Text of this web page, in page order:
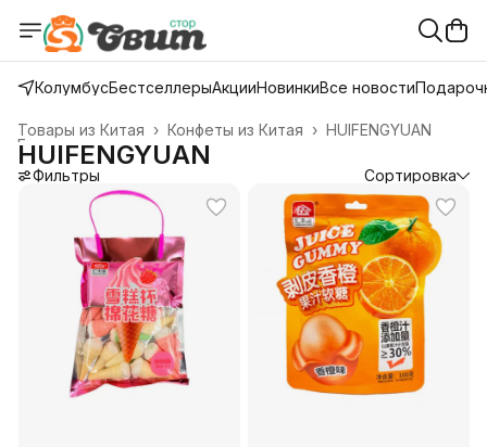
КолумбусБестселлерыАкцииНовинкиВсе новости
HUIFENGYUAN
Конфеты из Китая ›
Товары из Китая ›
Главная ›
HUIFENGYUAN
Фильтры Сортировка